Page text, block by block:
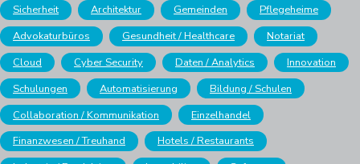
Sicherheit Architektur Gemeinden
Pflegeheime
Advokaturbüros
Gesundheit / Healthcare
Notariat
Cloud
Cyber Security Daten / Analytics
Innovation
Schulungen
Automatisierung
Bildung / Schulen
Collaboration / Kommunikation
Einzelhandel
Finanzwesen / Treuhand
Hotels / Restaurants